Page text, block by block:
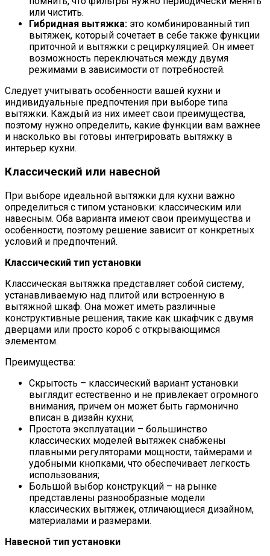
или чистить.
Гибридная вытяжка: это комбинированный тип
вытяжек, который сочетает в себе также функции
приточной и вытяжки с рециркуляцией. Он имеет
возможность переключаться между двумя
режимами в зависимости от потребностей.
Следует учитывать особенности вашей кухни и
индивидуальные предпочтения при выборе типа
вытяжки. Каждый из них имеет свои преимущества,
поэтому нужно определить, какие функции вам важнее
и насколько вы готовы интегрировать вытяжку в
интерьер кухни.
Классический или навесной
При выборе идеальной вытяжки для кухни важно
определиться с типом установки: классическим или
навесным. Оба варианта имеют свои преимущества и
особенности, поэтому решение зависит от конкретных
условий и предпочтений.
Классический тип установки
Классическая вытяжка представляет собой систему,
устанавливаемую над плитой или встроенную в
вытяжной шкаф. Она может иметь различные
конструктивные решения, такие как шкафчик с двумя
дверцами или просто короб с открывающимся
элементом.
Преимущества:
Скрытость – классический вариант установки
выглядит естественно и не привлекает огромного
внимания, причем он может быть гармонично
вписан в дизайн кухни;
Простота эксплуатации – большинство
классических моделей вытяжек снабжены
плавными регуляторами мощности, таймерами и
удобными кнопками, что обеспечивает легкость
использования;
Большой выбор конструкций – на рынке
представлены разнообразные модели
классических вытяжек, отличающиеся дизайном,
материалами и размерами.
Навесной тип установки